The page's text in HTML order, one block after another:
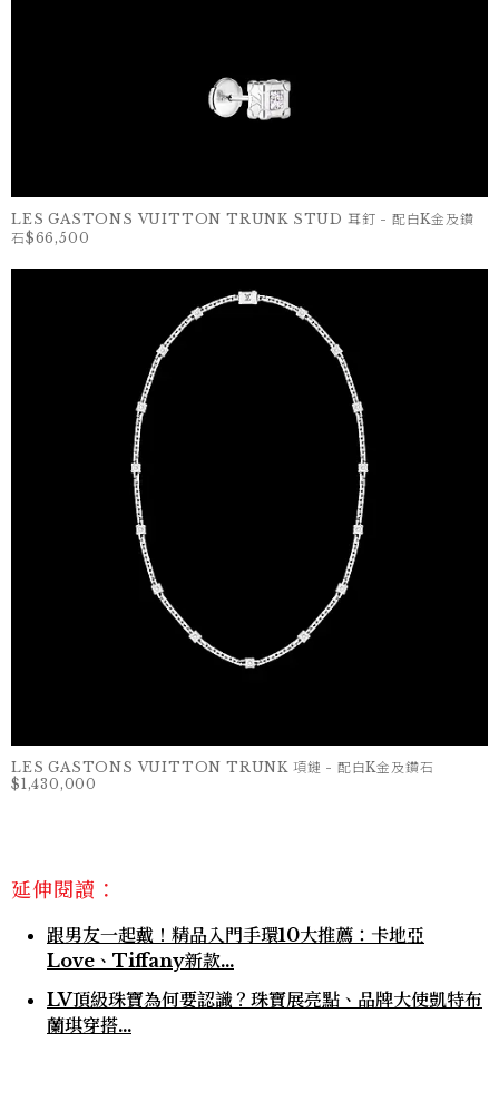
LES GASTONS VUITTON TRUNK STUD 耳釘 - 配白K金及鑽
石$66,500
LES GASTONS VUITTON TRUNK 項鏈 - 配白K金及鑽石
$1,430,000
延伸閱讀：
跟男友一起戴！精品入門手環10大推薦：卡地亞
Love、Tiffany新款…
LV頂級珠寶為何要認識？珠寶展亮點、品牌大使凱特布
蘭琪穿搭...